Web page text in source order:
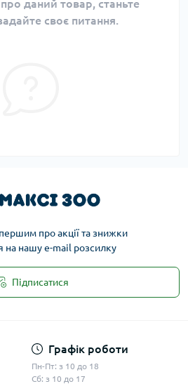
даний товар, станьте
своє питання.
про акції та знижки
на нашу e-mail розсилку
Підписатися
Графік роботи
Пн-Пт: з 10 до 18
Сб: з 10 до 17